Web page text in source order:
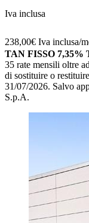
Iva inclusa
238,00€ Iva inclusa/
TAN FISSO 7,35%
35 rate mensili oltre
di sostituire o
31/07/2026. Salvo
S.p.A.